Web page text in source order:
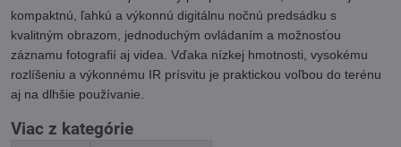
kompaktnú, ľahkú a výkonnú digitálnu nočnú predsádku s
kvalitným obrazom, jednoduchým ovládaním a možnosťou
záznamu fotografií aj videa. Vďaka nízkej hmotnosti, vysokému
rozlíšeniu a výkonnému IR prísvitu je praktickou voľbou do terénu
aj na dlhšie používanie.
Viac z kategórie